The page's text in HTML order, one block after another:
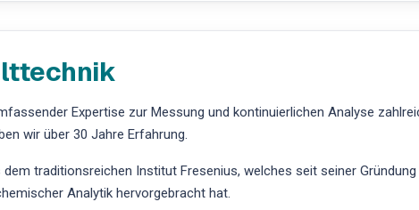
Expertise zur Messung und kontinuierlichen Analyse
wir über 30 Jahre Erfahrung.
traditionsreichen Institut Fresenius, welches seit seiner
Analytik hervorgebracht hat.